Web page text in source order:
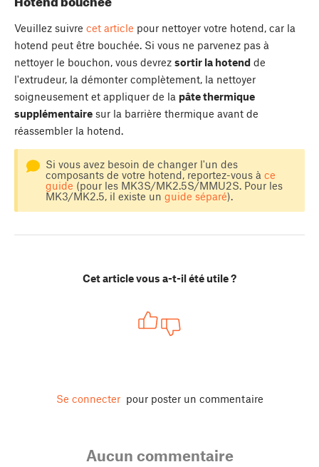
Veuillez suivre cet article pour nettoyer votre hotend, car la
hotend peut être bouchée. Si vous ne parvenez pas à
nettoyer le bouchon, vous devrez sortir la hotend de
l'extrudeur, la démonter complètement, la nettoyer
soigneusement et appliquer de la pâte thermique
supplémentaire sur la barrière thermique avant de
réassembler la hotend.
Si vous avez besoin de changer l'un des
composants de votre hotend, reportez-vous à ce
guide (pour les MK3S/MK2.5S/MMU2S. Pour les
MK3/MK2.5, il existe un guide séparé).
Cet article vous a-t-il été utile ?
Se connecter pour poster un commentaire
Aucun commentaire